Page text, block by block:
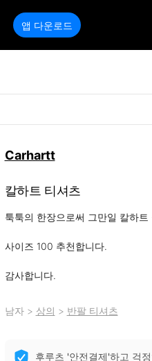
앱 다운로드
Carhartt
칼하트 티셔츠
툭툭의 한장으로써 그만일 칼하트
사이즈 100 추천합니다.
감사합니다.
남자> 상의 > 반팔 티셔츠
후루츠 '안전결제'하고 걱